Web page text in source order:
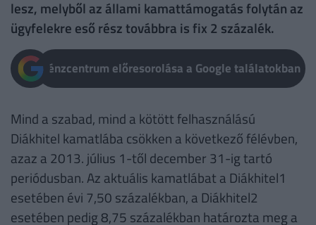
lesz, melyből az állami kamattámogatás folytán az
ügyfelekre eső rész továbbra is fix 2 százalék.
Pénzcentrum előresorolása a Google találatokban
Mind a szabad, mind a kötött felhasználású
Diákhitel kamatlába csökken a következő félévben,
azaz a 2013. július 1-től december 31-ig tartó
periódusban. Az aktuális kamatlábat a Diákhitel1
esetében évi 7,50 százalékban, a Diákhitel2
esetében pedig 8,75 százalékban határozta meg a